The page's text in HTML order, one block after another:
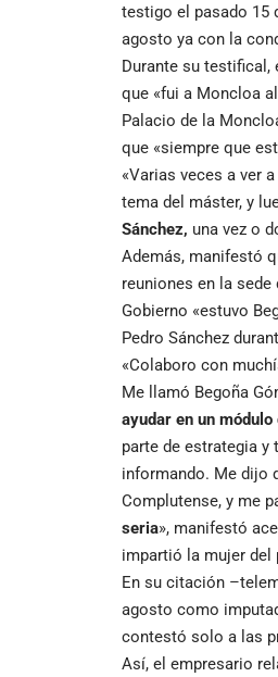
testigo el pasado 15
agosto ya con la
Durante su testifical,
que «fui a Moncloa
Palacio de la
que «siempre que
«Varias veces a ver
tema del máster, y
Sánchez, una vez o
Además, manifestó
reuniones en la sede
Gobierno «estuvo
Pedro Sánchez
«Colaboro con
Me llamó Begoña
ayudar en un
parte de estrategia y
informando. Me dijo
Complutense, y me
seria», manifestó
impartió la mujer del
En su citación
agosto como
contestó solo a las
Así, el empresario